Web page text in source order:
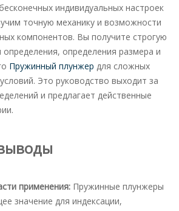
индивидуальных настроек
точную механику и возможности
компонентов. Вы получите строгую
определения, определения размера и
Пружинный плунжер для сложных
Это руководство выходит за
и предлагает действенные
применения: Пружинные плунжеры
значение для индексации,